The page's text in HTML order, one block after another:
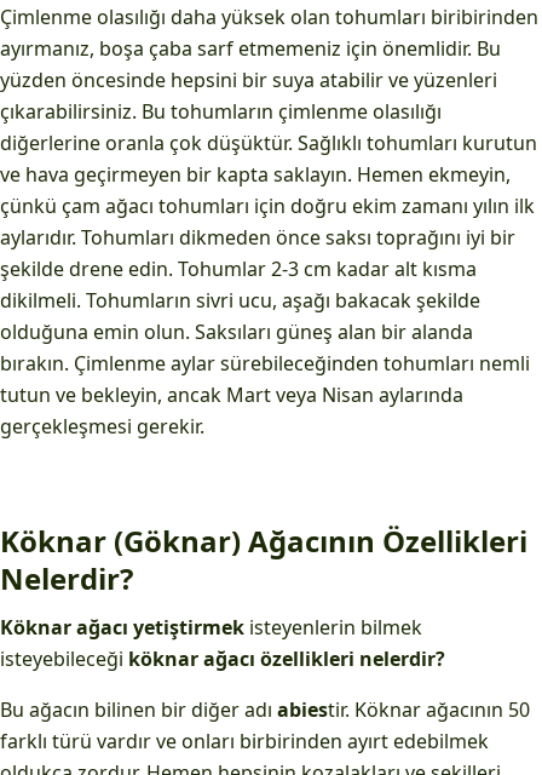
Çimlenme olasılığı daha yüksek olan tohumları biribirinden
ayırmanız, boşa çaba sarf etmemeniz için önemlidir. Bu
yüzden öncesinde hepsini bir suya atabilir ve yüzenleri
çıkarabilirsiniz. Bu tohumların çimlenme olasılığı
diğerlerine oranla çok düşüktür. Sağlıklı tohumları kurutun
ve hava geçirmeyen bir kapta saklayın. Hemen ekmeyin,
çünkü çam ağacı tohumları için doğru ekim zamanı yılın ilk
aylarıdır. Tohumları dikmeden önce saksı toprağını iyi bir
şekilde drene edin. Tohumlar 2-3 cm kadar alt kısma
dikilmeli. Tohumların sivri ucu, aşağı bakacak şekilde
olduğuna emin olun. Saksıları güneş alan bir alanda
bırakın. Çimlenme aylar sürebileceğinden tohumları nemli
tutun ve bekleyin, ancak Mart veya Nisan aylarında
gerçekleşmesi gerekir.
Köknar (Göknar) Ağacının Özellikleri
Nelerdir?
Köknar ağacı yetiştirmek isteyenlerin bilmek
isteyebileceği köknar ağacı özellikleri nelerdir?
Bu ağacın bilinen bir diğer adı abiestir. Köknar ağacının 50
farklı türü vardır ve onları birbirinden ayırt edebilmek